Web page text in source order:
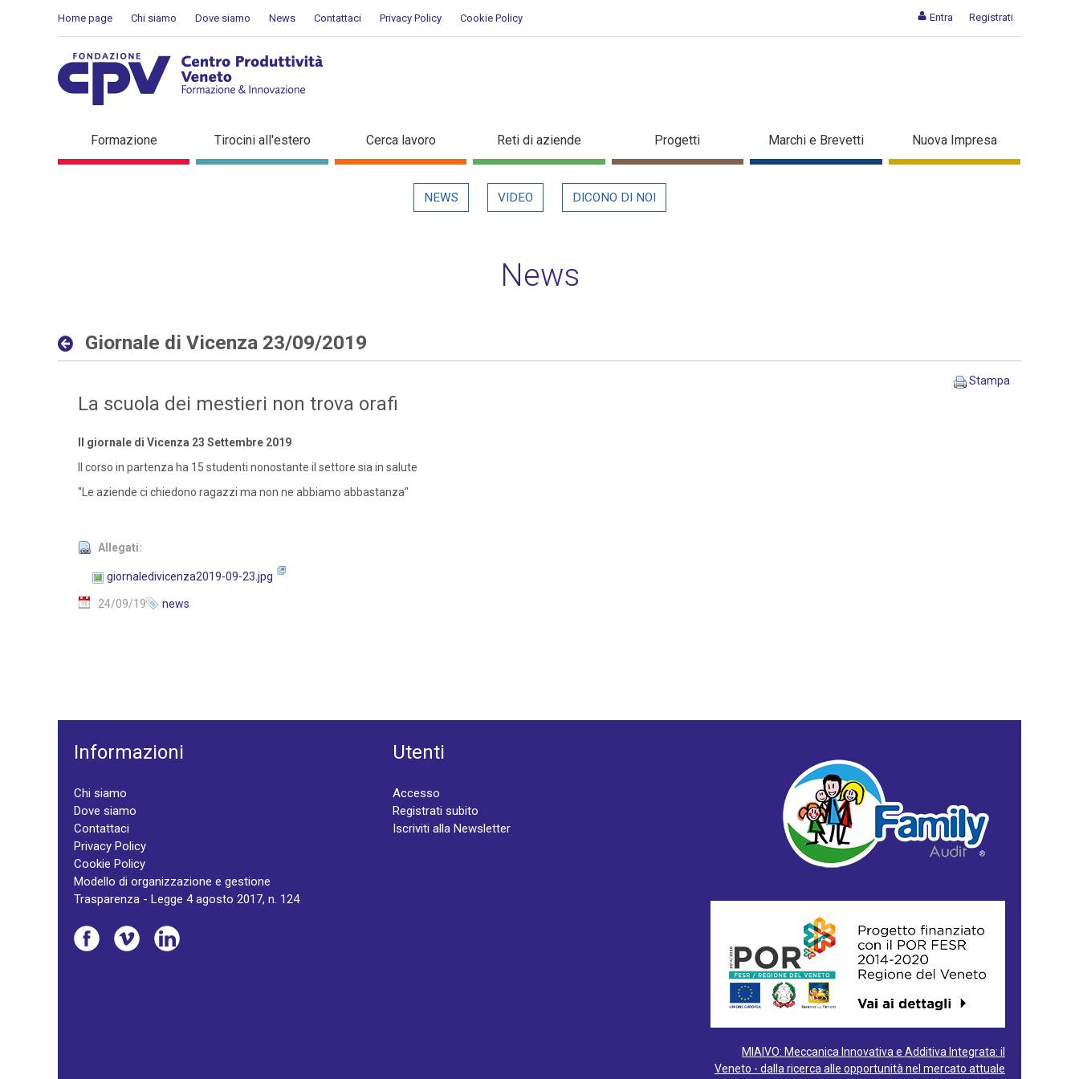
Entra Registrati
Home page Chi siamo Dove siamo News Contattaci Privacy Policy Cookie Policy
Giornale di Vicenza 23/09/2019 - Dettaglio in evidenza
Formazione Tirocini all'estero Cerca lavoro Reti di aziende Progetti Marchi e Brevetti Nuova Impresa
NEWS VIDEO DICONO DI NOI
News
Giornale di Vicenza 23/09/2019
Stampa
La scuola dei mestieri non trova orafi
Il giornale di Vicenza 23 Settembre 2019
Il corso in partenza ha 15 studenti nonostante il settore sia in salute
"Le aziende ci chiedono ragazzi ma non ne abbiamo abbastanza"
Allegati:
giornaledivicenza2019-09-23.jpg
24/09/19 news
Informazioni
Chi siamo
Dove siamo
Contattaci
Privacy Policy
Cookie Policy
Modello di organizzazione e gestione
Trasparenza - Legge 4 agosto 2017, n. 124
Utenti
Accesso
Registrati subito
Iscriviti alla Newsletter
MIAIVO: Meccanica Innovativa e Additiva Integrata: il
Veneto - dalla ricerca alle opportunità nel mercato attuale